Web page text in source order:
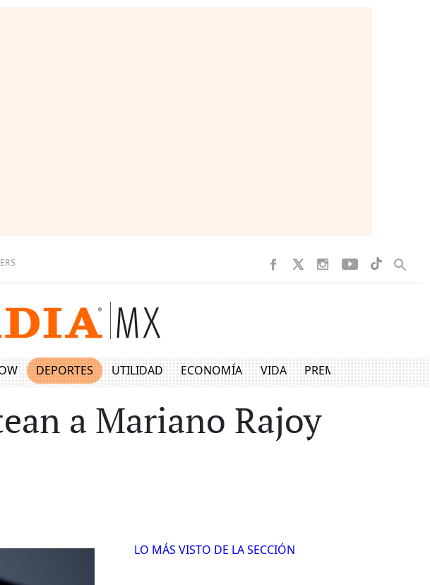
DEPORTES UTILIDAD ECONOMÍA VIDA PREMIUM
a Mariano Rajoy
LO MÁS VISTO DE LA SECCIÓN